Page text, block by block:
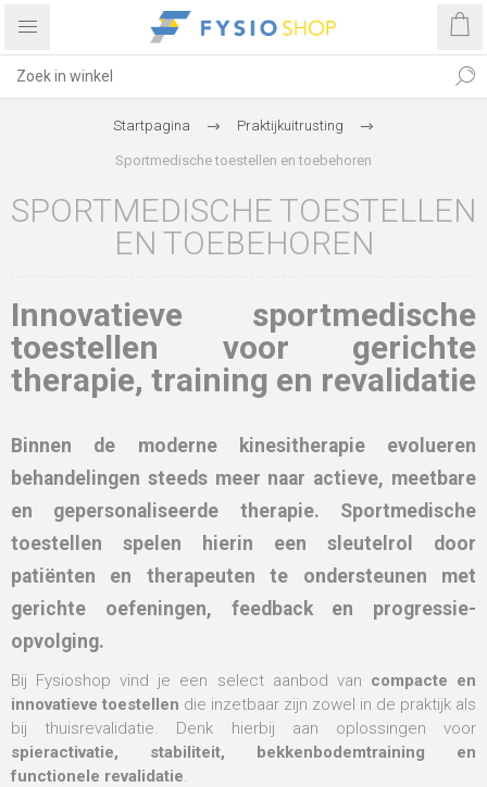
Startpagina Praktijkuitrusting
Sportmedische toestellen en toebehoren
SPORTMEDISCHE TOESTELLEN
EN TOEBEHOREN
Innovatieve sportmedische
toestellen voor gerichte
therapie, training en revalidatie
Binnen de moderne kinesitherapie evolueren
behandelingen steeds meer naar actieve, meetbare
en gepersonaliseerde therapie. Sportmedische
toestellen spelen hierin een sleutelrol door
patiënten en therapeuten te ondersteunen met
gerichte oefeningen, feedback en progressie-
opvolging.
Bij Fysioshop vind je een select aanbod van compacte en
innovatieve toestellen die inzetbaar zijn zowel in de praktijk als
bij thuisrevalidatie. Denk hierbij aan oplossingen voor
spieractivatie, stabiliteit, bekkenbodemtraining en
functionele revalidatie.